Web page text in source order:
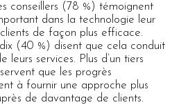
conseillers (78 %) témoignent
dans la technologie leur
de façon plus efficace.
(40 %) disent que cela conduit
leurs services. Plus d’un tiers
que les progrès
à fournir une approche plus
de davantage de clients.